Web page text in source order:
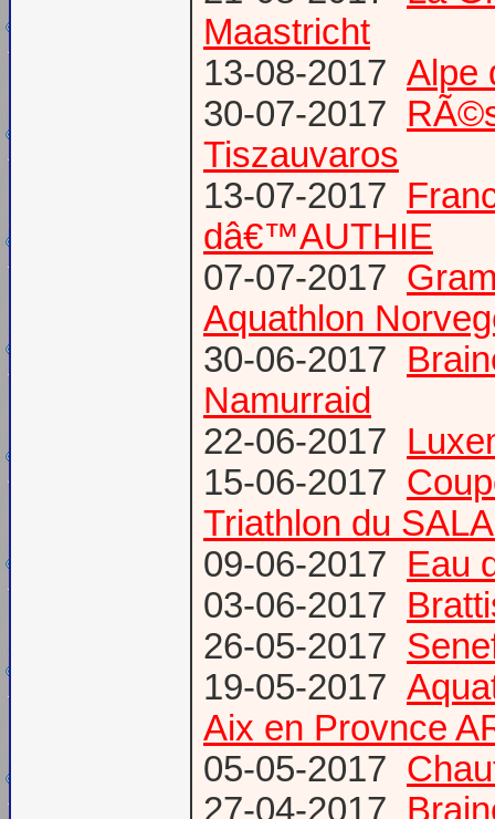
Maastricht
13-08-2017 Alpe
30-07-2017
Tiszauvaros
13-07-2017
dâ€™AUTHIE
07-07-2017
Aquathlon
30-06-2017
Namurraid
22-06-2017
15-06-2017
Triathlon du
09-06-2017 Eau
03-06-2017
26-05-2017
19-05-2017
Aix en Provnce
05-05-2017
27-04-2017